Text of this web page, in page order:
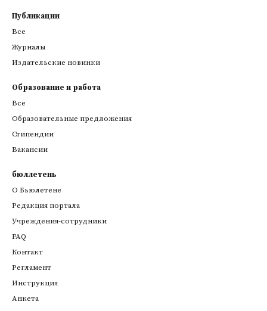
Публикации
Все
Журналы
Издательские новинки
Образование и работа
Все
Образовательные предложения
Стипендии
Вакансии
бюллетень
О Бьюлетене
Редакция портала
Учреждения-сотрудники
FAQ
Контакт
Регламент
Инструкция
Анкета